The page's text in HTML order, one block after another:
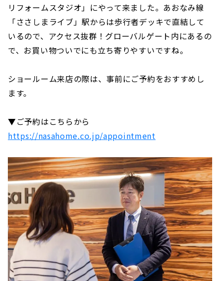
リフォームスタジオ」にやって来ました。あおなみ線
「ささしまライブ」駅からは歩行者デッキで直結して
いるので、アクセス抜群！グローバルゲート内にあるの
で、お買い物ついでにも立ち寄りやすいですね。
ショールーム来店の際は、事前にご予約をおすすめし
ます。
▼ご予約はこちらから
https://nasahome.co.jp/appointment